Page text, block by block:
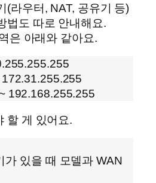
(라우터, NAT, 공유기 등)
법도 따로 안내해요.
은 아래와 같아요.
192.168.255.255
할 게 있어요.
가 있을 때 모델과 WAN